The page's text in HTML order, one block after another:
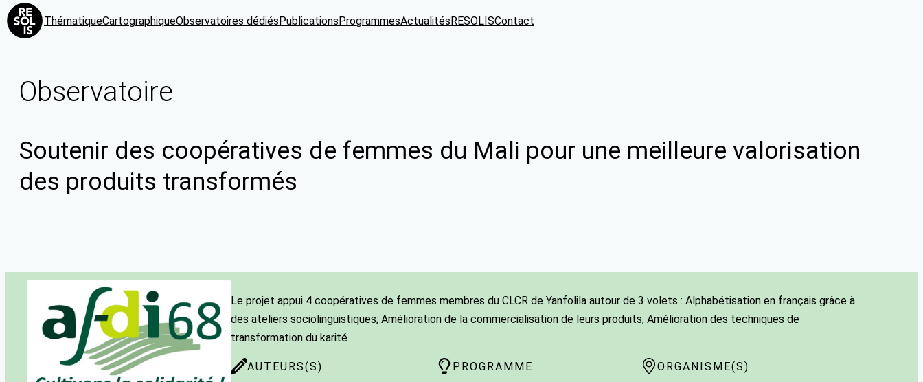
ThématiqueCartographiqueObservatoires dédiésPublicationsProgrammesActualitésRESOLISContact
Observatoire
Soutenir des coopératives de femmes du Mali pour une meilleure valorisation
des produits transformés
Le projet appui 4 coopératives de femmes membres du CLCR de Yanfolila autour de 3 volets : Alphabétisation en français grâce à
des ateliers sociolinguistiques; Amélioration de la commercialisation de leurs produits; Amélioration des techniques de
transformation du karité
AUTEURS(S)
PROGRAMME
ORGANISME(S)